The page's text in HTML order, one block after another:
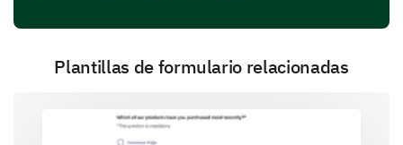
para usted en un entorno de guardería?
Plantillas de formulario relacionadas